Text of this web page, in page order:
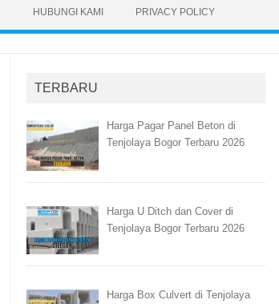
HUBUNGI KAMI PRIVACY POLICY
TERBARU
Harga Pagar Panel Beton di
Tenjolaya Bogor Terbaru 2026
Harga U Ditch dan Cover di
Tenjolaya Bogor Terbaru 2026
Harga Box Culvert di Tenjolaya